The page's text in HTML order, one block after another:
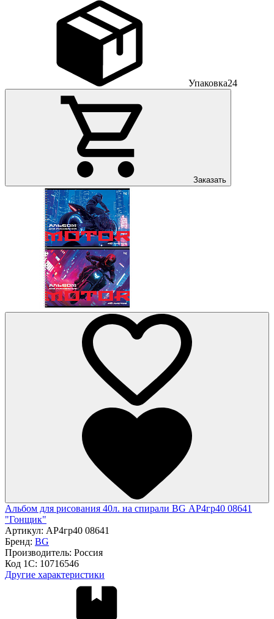
Упаковка24
Заказать
Альбом для рисования 40л. на спирали BG АР4гр40 08641
"Гонщик"
Артикул: АР4гр40 08641
Бренд: BG
Производитель: Россия
Код 1С: 10716546
Другие характеристики